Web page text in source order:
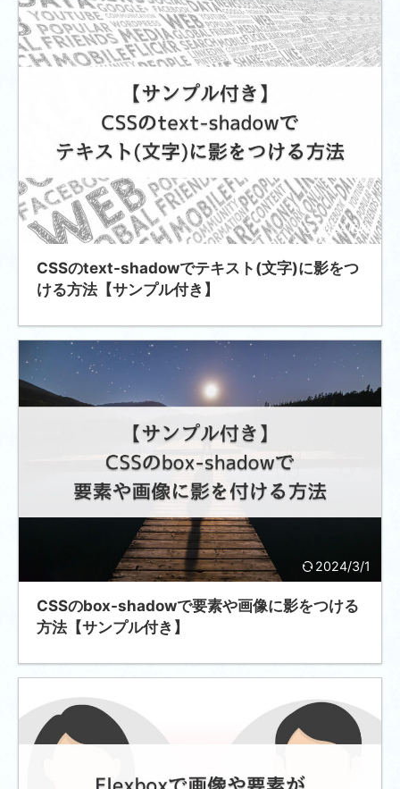
2024/3/1
CSSのtext-shadowでテキスト(文字)に影をつ
ける方法【サンプル付き】
2024/3/1
CSSのbox-shadowで要素や画像に影をつける
方法【サンプル付き】